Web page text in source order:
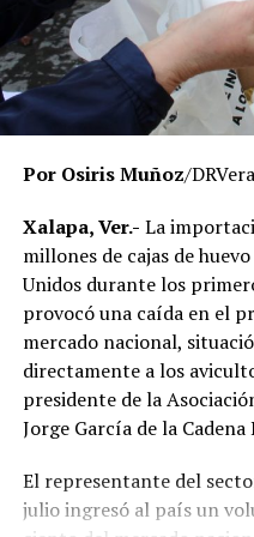
El Gobierno del Estado
investigaciones se
respetando el debido
momento no existe una
responsabilidades
señalaron que un grupo
su inconformidad con el
considerar que las
intereses al interior de la
De acuerdo con esos
comoMovimiento
públicamente por
Ivette Lara Barradas,
Sierra, ha cuestionado las
Por Osiris Muñoz/
Xalapa, Ver.- La
millones de cajas de
Unidos durante los
provocó una caída en el
mercado nacional,
directamente a los
presidente de la
Jorge García de la Cadena
El representante del
julio ingresó al país un